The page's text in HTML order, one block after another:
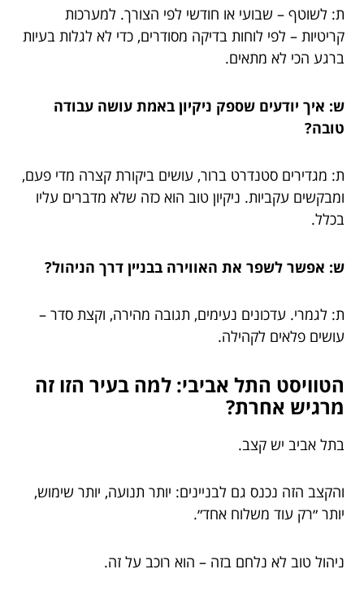
ת: לשוטף – שבועי או חודשי לפי הצורך. למערכות
קריטיות – לפי לוחות בדיקה מסודרים, כדי לא לגלות בעיות
ברגע הכי לא מתאים.
ש: איך יודעים שספק ניקיון באמת עושה עבודה
טובה?
ת: מגדירים סטנדרט ברור, עושים ביקורת קצרה מדי פעם,
ומבקשים עקביות. ניקיון טוב הוא כזה שלא מדברים עליו
בכלל.
ש: אפשר לשפר את האווירה בבניין דרך הניהול?
ת: לגמרי. עדכונים נעימים, תגובה מהירה, וקצת סדר –
עושים פלאים לקהילה.
הטוויסט התל אביבי: למה בעיר הזו זה
מרגיש אחרת?
בתל אביב יש קצב.
והקצב הזה נכנס גם לבניינים: יותר תנועה, יותר שימוש,
יותר ״רק עוד משלוח אחד״.
ניהול טוב לא נלחם בזה – הוא רוכב על זה.